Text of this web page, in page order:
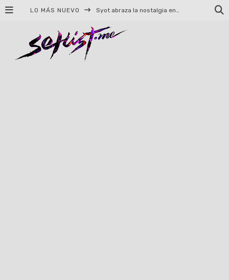
LO MÁS NUEVO Syot abraza la nostalgia en «Blame», el primer adelanto de su EP debut